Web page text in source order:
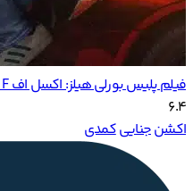
فیلم پلیس بورلی هیلز: اکسل اف Beverly Hills Cop: Axel F
6.4
اکشنجناییکمدی